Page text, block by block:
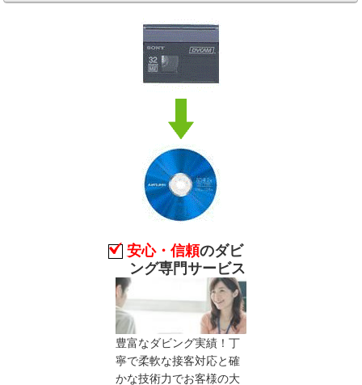
安心・信頼のダビ
ング専門サービス
豊富なダビング実績！丁
寧で柔軟な接客対応と確
かな技術力でお客様の大